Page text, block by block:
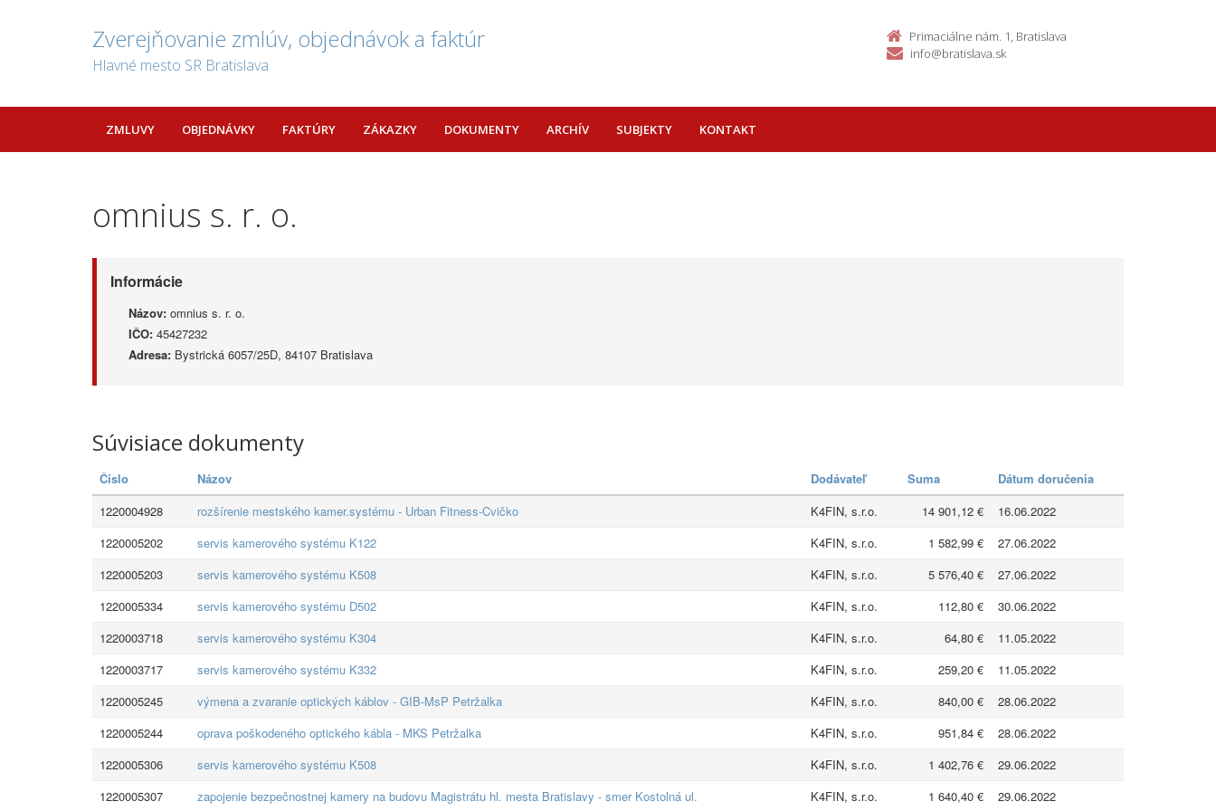
Zverejňovanie zmlúv, objednávok a faktúr
Hlavné mesto SR Bratislava
Primaciálne nám. 1, Bratislava
info@bratislava.sk
ZMLUVY OBJEDNÁVKY FAKTÚRY ZÁKAZKY DOKUMENTY ARCHÍV SUBJEKTY KONTAKT
omnius s. r. o.
Informácie
Názov: omnius s. r. o.
IČO: 45427232
Adresa: Bystrická 6057/25D, 84107 Bratislava
Súvisiace dokumenty
Číslo Názov Dodávateľ Suma
Dátum doručenia
1220004928
rozšírenie mestského kamer.systému - Urban Fitness-Cvičko K4FIN, s.r.o. 14 901,12 €
16.06.2022
1220005202
servis kamerového systému K122 K4FIN, s.r.o. 1 582,99 €
27.06.2022
1220005203
servis kamerového systému K508 K4FIN, s.r.o. 5 576,40 €
27.06.2022
1220005334
servis kamerového systému D502 K4FIN, s.r.o. 112,80 €
30.06.2022
1220003718
servis kamerového systému K304 K4FIN, s.r.o. 64,80 €
11.05.2022
1220003717
servis kamerového systému K332 K4FIN, s.r.o. 259,20 €
11.05.2022
1220005245
výmena a zvaranie optických káblov - GIB-MsP Petržalka K4FIN, s.r.o. 840,00 €
28.06.2022
1220005244
oprava poškodeného optického kábla - MKS Petržalka K4FIN, s.r.o. 951,84 €
28.06.2022
1220005306
servis kamerového systému K508 K4FIN, s.r.o. 1 402,76 €
29.06.2022
1220005307
zapojenie bezpečnostnej kamery na budovu Magistrátu hl. mesta Bratislavy - smer Kostolná ul. K4FIN, s.r.o. 1 640,40 € 29.06.2022